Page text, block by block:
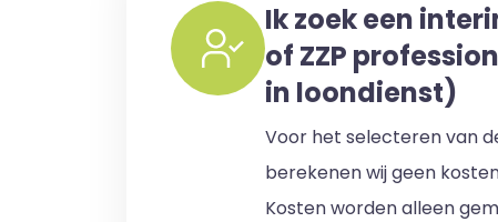
Ik zoek een
of ZZP
in loondienst)
Voor het selecteren van
berekenen wij geen
Kosten worden alleen